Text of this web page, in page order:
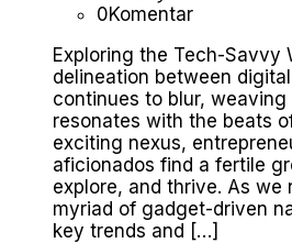
0Komentar
Exploring the Tech-Savvy
delineation between
continues to blur,
resonates with the beats
exciting nexus,
aficionados find a fertile
explore, and thrive. As
myriad of gadget-driven
key trends and […]